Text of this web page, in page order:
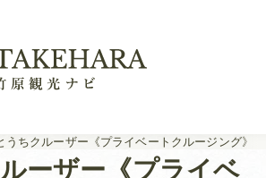
うちクルーザー《プライベートクルージング》
ーザー《プライベ